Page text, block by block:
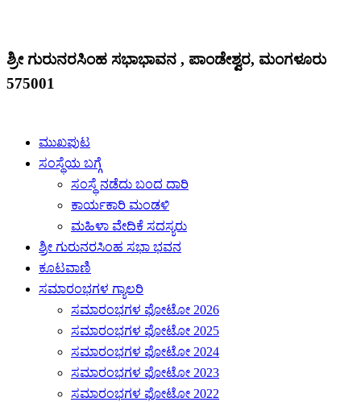
ಶ್ರೀ ಗುರುನರಸಿಂಹ ಸಭಾಭಾವನ , ಪಾಂಡೇಶ್ವರ, ಮಂಗಳೂರು
575001
ಮುಖಪುಟ
ಸಂಸ್ಥೆಯ ಬಗ್ಗೆ
ಸಂಸ್ಥೆ ನಡೆದು ಬಂದ ದಾರಿ
ಕಾರ್ಯಕಾರಿ ಮಂಡಳಿ
ಮಹಿಳಾ ವೇದಿಕೆ ಸದಸ್ಯರು
ಶ್ರೀ ಗುರುನರಸಿಂಹ ಸಭಾ ಭವನ
ಕೂಟವಾಣಿ
ಸಮಾರಂಭಗಳ ಗ್ಯಾಲರಿ
ಸಮಾರಂಭಗಳ ಫೋಟೋ 2026
ಸಮಾರಂಭಗಳ ಫೋಟೋ 2025
ಸಮಾರಂಭಗಳ ಫೋಟೋ 2024
ಸಮಾರಂಭಗಳ ಫೋಟೋ 2023
ಸಮಾರಂಭಗಳ ಫೋಟೋ 2022